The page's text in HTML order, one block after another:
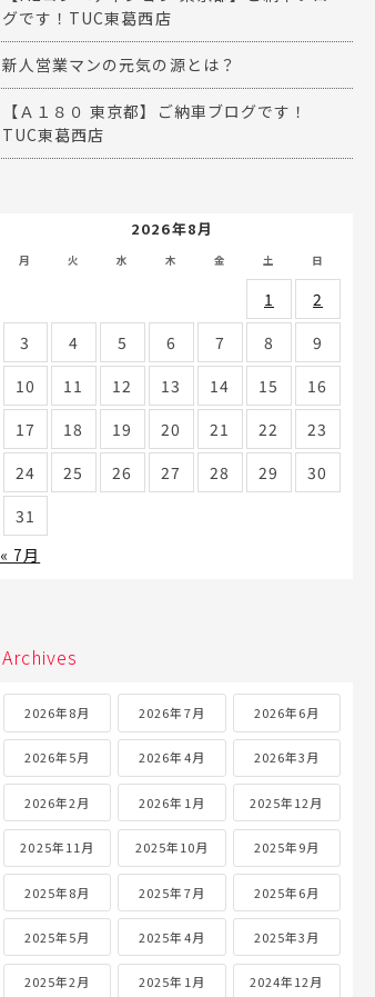
グです！TUC東葛西店
新人営業マンの元気の源とは？
【Ａ１８０ 東京都】ご納車ブログです！
TUC東葛西店
2026年8月
月 火 水 木 金 土 日
1
2
3
4 5 6 7 8
9
10
11 12 13 14 15
16
17
18 19 20 21 22
23
24
25 26 27 28 29
30
31
« 7月
Archives
2026年8月 2026年7月 2026年6月
2026年5月 2026年4月 2026年3月
2026年2月 2026年1月 2025年12月
2025年11月 2025年10月 2025年9月
2025年8月 2025年7月 2025年6月
2025年5月 2025年4月 2025年3月
2025年2月 2025年1月 2024年12月